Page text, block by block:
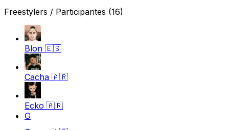
Freestylers / Participantes (16)
Blon 🇪🇸
Cacha 🇦🇷
Ecko 🇦🇷
G